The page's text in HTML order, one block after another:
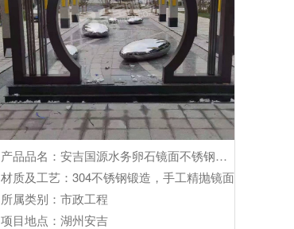
产品品名：安吉国源水务卵石镜面不锈钢雕塑制作及安装项目
材质及工艺：304不锈钢锻造，手工精抛镜面
所属类别：市政工程
项目地点：湖州安吉